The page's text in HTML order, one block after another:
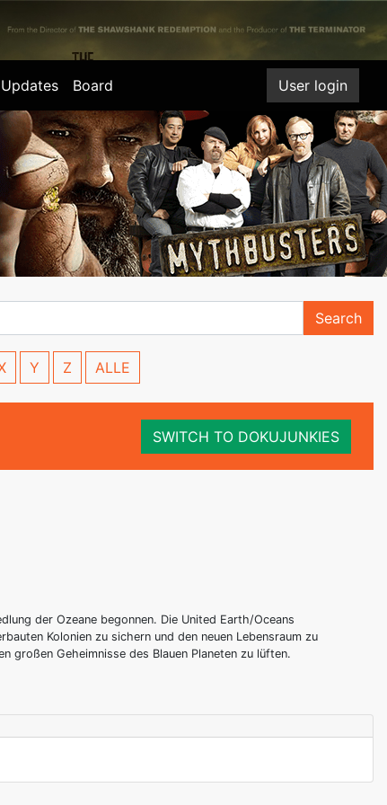
Updates Board User login
Search
Y Z ALLE
SWITCH TO DOKUJUNKIES
der Ozeane begonnen. Die United Earth/Oceans
Kolonien zu sichern und den neuen Lebensraum zu
großen Geheimnisse des Blauen Planeten zu lüften.